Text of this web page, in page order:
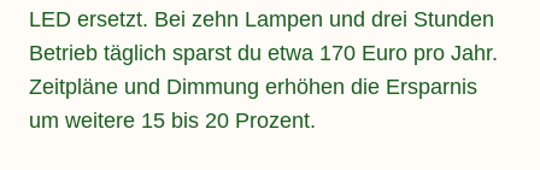
LED ersetzt. Bei zehn Lampen und drei Stunden
Betrieb täglich sparst du etwa 170 Euro pro Jahr.
Zeitpläne und Dimmung erhöhen die Ersparnis
um weitere 15 bis 20 Prozent.